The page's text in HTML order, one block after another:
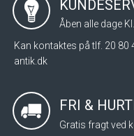
Åben alle dage
Kan kontaktes på tlf. 20 80
antik.dk
FRI &
Gratis fragt ved